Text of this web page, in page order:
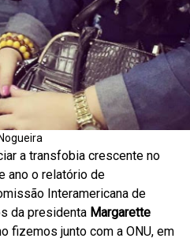
a transfobia crescente no
ano o relatório de
Interamericana de
da presidenta Margarette
fizemos junto com a ONU, em